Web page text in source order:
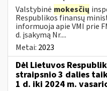
Valstybinė mokesčių
Respublikos finansų
informuoja apie VMI prie
d. įsakymą Nr....
Metai: 2023
Dėl Lietuvos
straipsnio 3 dalies
1 d. iki 2024 m.